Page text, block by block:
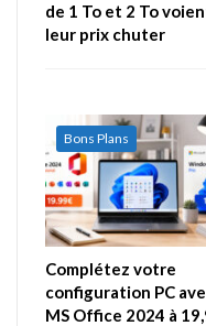
de 1 To et 2 To
leur prix chuter
Bons Plans
Complétez votre
configuration PC
MS Office 2024 à